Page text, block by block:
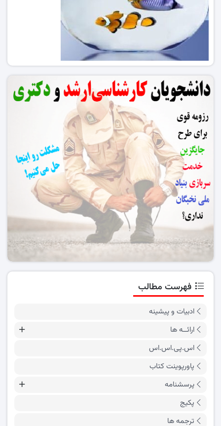
فهرست مطالب
ادبیات و پیشینه
ارائــه ها
اس.پی.اس.اس
پاورپوینت کتاب
پرسشنامه
پکیج
ترجمه ها